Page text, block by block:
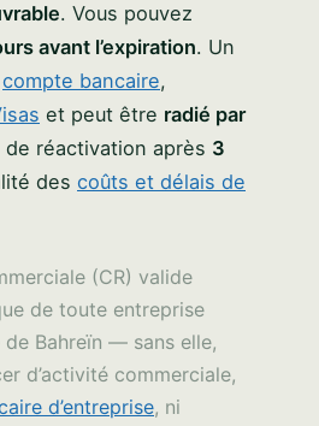
. Vous pouvez
avant l’expiration. Un
compte bancaire,
et peut être radié par
réactivation après 3
des coûts et délais de
(CR) valide
de toute entreprise
de Bahreïn — sans elle,
d’activité commerciale,
d’entreprise, ni